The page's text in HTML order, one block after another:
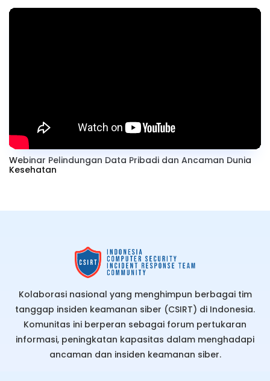
Webinar Pelindungan Data Pribadi dan Ancaman Dunia
Kesehatan
Kolaborasi nasional yang menghimpun berbagai tim
tanggap insiden keamanan siber (CSIRT) di Indonesia.
Komunitas ini berperan sebagai forum pertukaran
informasi, peningkatan kapasitas dalam menghadapi
ancaman dan insiden keamanan siber.